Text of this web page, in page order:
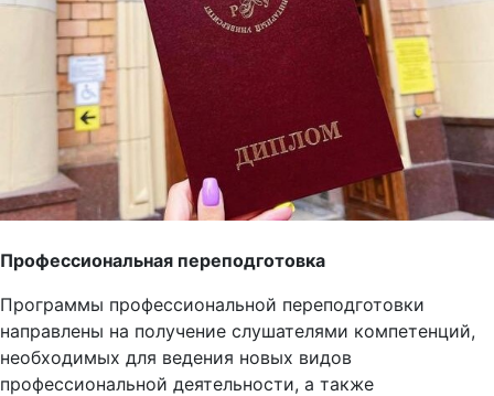
Профессиональная переподготовка
Программы профессиональной переподготовки
направлены на получение слушателями компетенций,
необходимых для ведения новых видов
профессиональной деятельности, а также